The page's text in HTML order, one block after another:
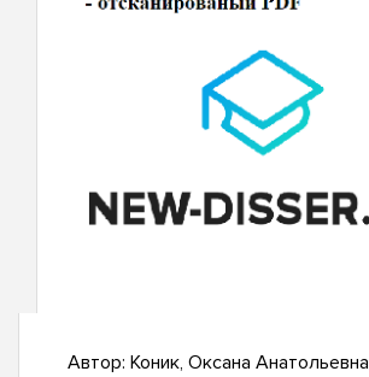
Автор: Коник, Оксана Анатольевна